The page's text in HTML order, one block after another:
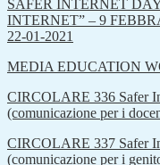
SAFER INTERNET
INTERNET” – 9
22-01-2021
MEDIA EDUCATION
CIRCOLARE 336 Safer
(comunicazione per i
CIRCOLARE 337 Safer
(comunicazione per i